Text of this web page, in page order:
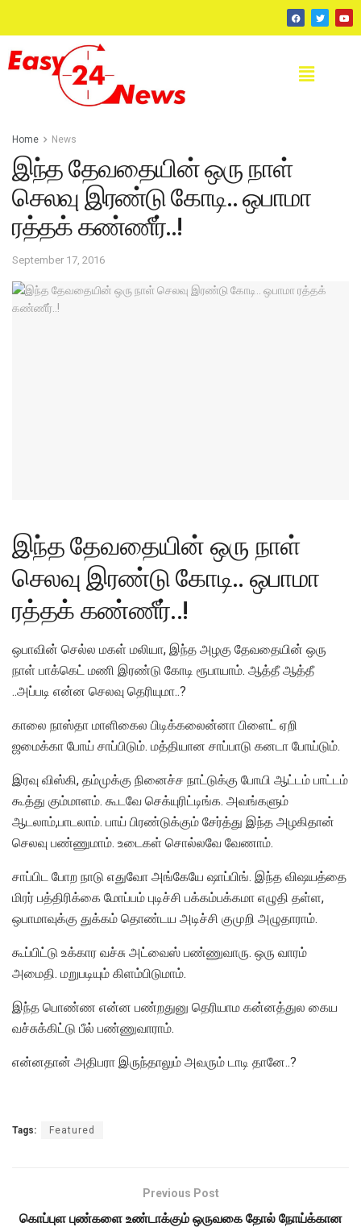
Home News
இந்த தேவதையின் ஒரு நாள்
செலவு இரண்டு கோடி.. ஒபாமா
ரத்தக் கண்ணீர்..!
September 17, 2016
இந்த தேவதையின் ஒரு நாள்
செலவு இரண்டு கோடி.. ஒபாமா
ரத்தக் கண்ணீர்..!
ஒபாவின் செல்ல மகள் மலியா, இந்த அழகு தேவதையின் ஒரு
நாள் பாக்கெட் மணி இரண்டு கோடி ரூபாயாம். ஆத்தீ ஆத்தீ
..அப்படி என்ன செலவு தெரியுமா..?
காலை நாஸ்தா மாளிகைல பிடிக்கலைன்னா பிளைட் ஏறி
ஜமைக்கா போய் சாப்பிடும். மத்தியான சாப்பாடு கனடா போய்டும்.
இரவு விஸ்கி, தம்முக்கு நினைச்ச நாட்டுக்கு போயி ஆட்டம் பாட்டம்
கூத்து கும்மாளம். கூடவே செக்யுரிட்டிங்க. அவங்களும்
ஆடலாம்,பாடலாம். பாய் பிரண்டுக்கும் சேர்த்து இந்த அழகிதான்
செலவு பண்ணுமாம். உடைகள் சொல்லவே வேணாம்.
சாப்பிட போற நாடு எதுவோ அங்கேயே ஷாப்பிங். இந்த விஷயத்தை
மிரர் பத்திரிக்கை மோப்பம் புடிச்சி பக்கம்பக்கமா எழுதி தள்ள,
ஒபாமாவுக்கு துக்கம் தொண்டய அடிச்சி குமுறி அழுதாராம்.
கூப்பிட்டு உக்கார வச்சு அட்வைஸ் பண்ணுவாரு. ஒரு வாரம்
அமைதி. மறுபடியும் கிளம்பிடுமாம்.
இந்த பொண்ண என்ன பண்றதுனு தெரியாம கன்னத்துல கைய
வச்சுக்கிட்டு பீல் பண்ணுவாராம்.
என்னதான் அதிபரா இருந்தாலும் அவரும் டாடி தானே..?
Tags: Featured
Previous Post
கொப்புள புண்களை உண்டாக்கும் ஒருவகை தோல் நோய்க்கான